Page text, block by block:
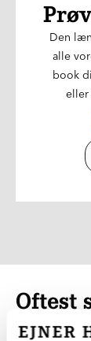
Den
alle
book
eller
Oftest